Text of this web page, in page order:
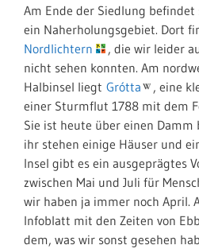
Am Ende der Siedlung
ein Naherholungsgebiet. Dort
Nordlichtern
, die wir leider
nicht sehen konnten. Am
Halbinsel liegt Grótta
, eine
einer Sturmflut 1788 mit dem
Sie ist heute über einen Damm
ihr stehen einige Häuser und
Insel gibt es ein ausgeprägtes
zwischen Mai und Juli für
wir haben ja immer noch April.
Infoblatt mit den Zeiten von
dem, was wir sonst gesehen